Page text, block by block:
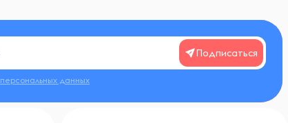
Подписаться
персональных данных